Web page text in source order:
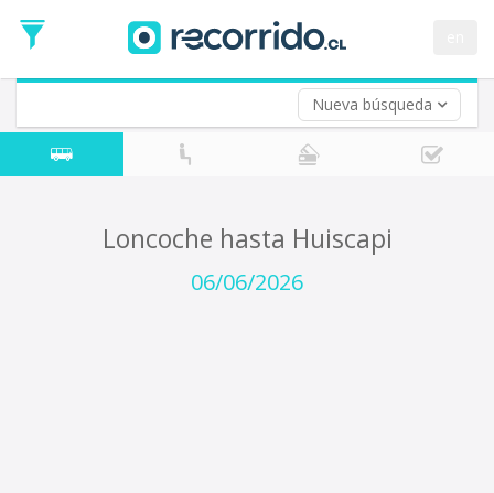
Nueva búsqueda
de
Ida
Vuelta (opcional)
Fecha
de
Loncoche hasta Huiscapi
06/06/2026